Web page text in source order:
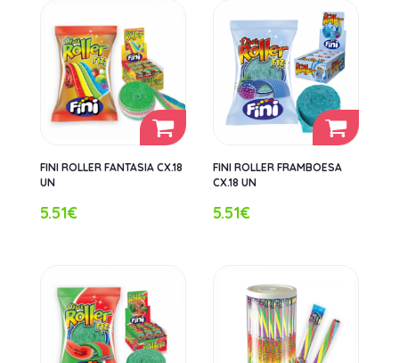
FINI ROLLER FANTASIA CX.18
UN
5.51€
FINI ROLLER FRAMBOESA
CX.18 UN
5.51€